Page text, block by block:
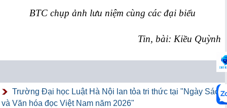
BTC chụp ảnh lưu niệm cùng các đại biểu
Tin, bài: Kiều Quỳnh
Trường Đại học Luật Hà Nội lan tỏa tri thức tại "Ngày Sách
và Văn hóa đọc Việt Nam năm 2026"